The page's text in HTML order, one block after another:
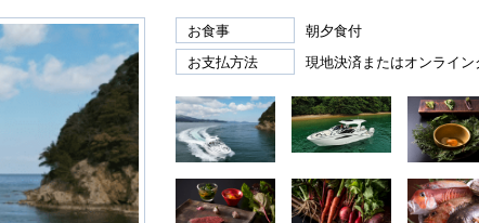
お食事
朝夕食付
お支払方法
現地決済またはオンライ